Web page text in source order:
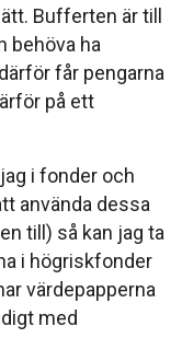
Bufferten är till
behöva ha
får pengarna
på ett
i fonder och
använda dessa
till) så kan jag ta
i högriskfonder
värdepapperna
med